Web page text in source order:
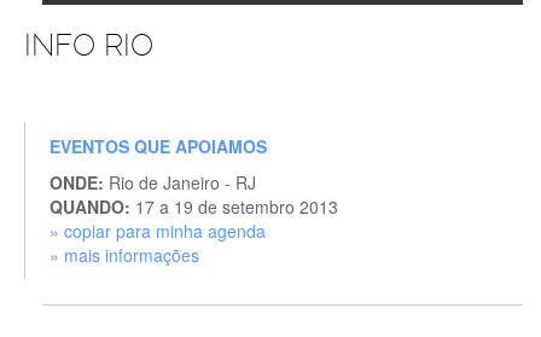
INFO RIO
EVENTOS QUE APOIAMOS
ONDE: Rio de Janeiro - RJ
QUANDO: 17 a 19 de setembro 2013
» copiar para minha agenda
» mais informações